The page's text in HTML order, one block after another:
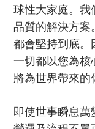
球性大家庭。我
品質的解決方案
都會堅持到底。
一切都以您為
將為世界帶來的
即使世事瞬息萬